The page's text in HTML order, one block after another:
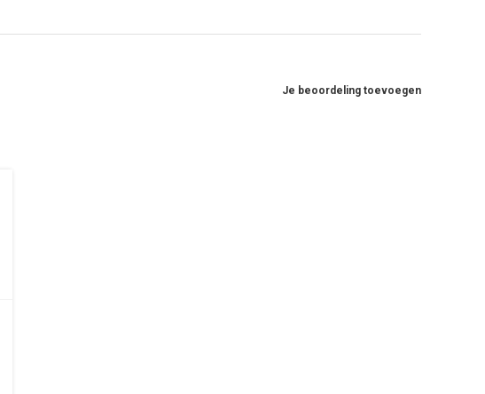
Je beoordeling toevoegen